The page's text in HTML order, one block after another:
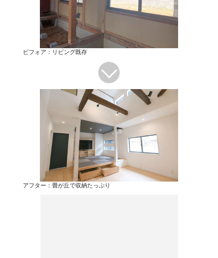
ビフォア：リビング既存
アフター：畳が丘で収納たっぷり